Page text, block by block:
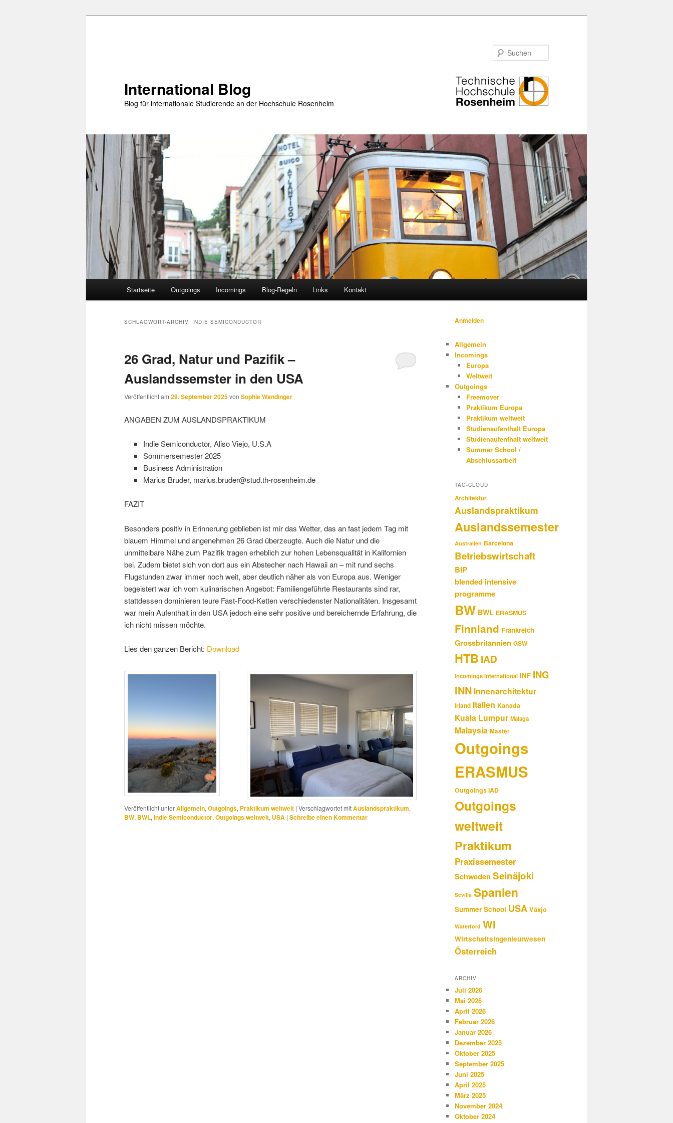
International Blog
Blog für internationale Studierende an der Hochschule Rosenheim
Startseite Outgoings Incomings Blog-Regeln Links Kontakt
SCHLAGWORT-ARCHIV: INDIE SEMICONDUCTOR
26 Grad, Natur und Pazifik –
Auslandssemster in den USA
Veröffentlicht am 29. September 2025von Sophie Wandinger
ANGABEN ZUM AUSLANDSPRAKTIKUM
Indie Semiconductor, Aliso Viejo, U.S.A
Sommersemester 2025
Business Administration
Marius Bruder, marius.bruder@stud.th-rosenheim.de
FAZIT
Besonders positiv in Erinnerung geblieben ist mir das Wetter, das an fast jedem Tag mit
blauem Himmel und angenehmen 26 Grad überzeugte. Auch die Natur und die
unmittelbare Nähe zum Pazifik tragen erheblich zur hohen Lebensqualität in Kalifornien
bei. Zudem bietet sich von dort aus ein Abstecher nach Hawaii an – mit rund sechs
Flugstunden zwar immer noch weit, aber deutlich näher als von Europa aus. Weniger
begeistert war ich vom kulinarischen Angebot: Familiengeführte Restaurants sind rar,
stattdessen dominieren teure Fast-Food-Ketten verschiedenster Nationalitäten. Insgesamt
war mein Aufenthalt in den USA jedoch eine sehr positive und bereichernde Erfahrung, die
ich nicht missen möchte.
Lies den ganzen Bericht: Download
Veröffentlicht unterAllgemein,Outgoings, Praktikum weltweit | Verschlagwortet mitAuslandspraktikum,
BW, BWL,Indie Semiconductor,Outgoings weltweit, USA | Schreibe einen Kommentar
Anmelden
Allgemein
Incomings
Europa
Weltweit
Outgoings
Freemover
Praktikum Europa
Praktikum weltweit
Studienaufenthalt Europa
Studienaufenthalt weltweit
Summer School /
Abschlussarbeit
TAG-CLOUD
Architektur
Auslandspraktikum
Auslandssemester
Australien Barcelona
Betriebswirtschaft
BIP
blended intensive
programme
BW BWL ERASMUS
Finnland Frankreich
Grossbritannien GSW
HTB IAD
Incomings International INF ING
INN Innenarchitektur
Irland Italien Kanada
Kuala Lumpur Malaga
Malaysia Master
Outgoings
ERASMUS
Outgoings IAD
Outgoings
weltweit
Praktikum
Praxissemester
Schweden Seinäjoki
Sevilla Spanien
Summer School USA Växjo
Waterford WI
Wirtschaftsingenieurwesen
Österreich
ARCHIV
Juli 2026
Mai 2026
April 2026
Februar 2026
Januar 2026
Dezember 2025
Oktober 2025
September 2025
Juni 2025
April 2025
März 2025
November 2024
Oktober 2024